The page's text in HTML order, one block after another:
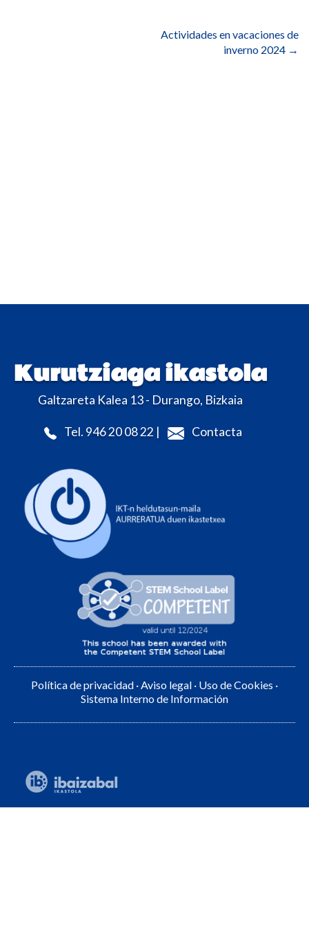
Actividades en vacaciones de
inverno 2024 →
Kurutziaga ikastola
Galtzareta Kalea 13 - Durango, Bizkaia
Tel. 946 20 08 22 | Contacta
Política de privacidad ·Aviso legal · Uso de Cookies ·
Sistema Interno de Información